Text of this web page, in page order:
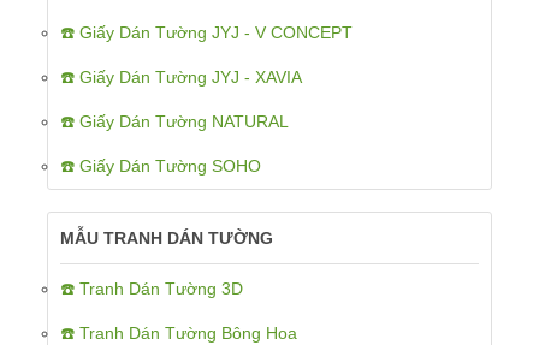
☎️ Giấy Dán Tường JYJ - V CONCEPT
☎️ Giấy Dán Tường JYJ - XAVIA
☎️ Giấy Dán Tường NATURAL
☎️ Giấy Dán Tường SOHO
MẪU TRANH DÁN TƯỜNG
☎️ Tranh Dán Tường 3D
☎️ Tranh Dán Tường Bông Hoa